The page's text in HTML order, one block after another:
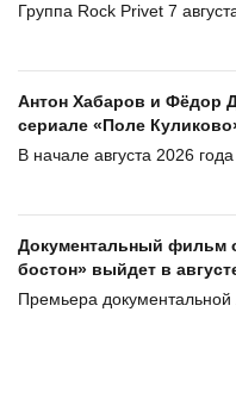
Группа Rock Privet 7
Антон Хабаров и Фёдор
сериале «Поле
В начале августа 2026
Документальный фильм
бостон» выйдет в
Премьера